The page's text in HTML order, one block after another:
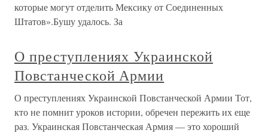
которые могут отделить Мексику от Соединенных
Штатов».Бушу удалось. За
О преступлениях Украинской
Повстанческой Армии
О преступлениях Украинской Повстанческой Армии Тот,
кто не помнит уроков истории, обречен пережить их еще
раз. Украинская Повстанческая Армия — это хороший